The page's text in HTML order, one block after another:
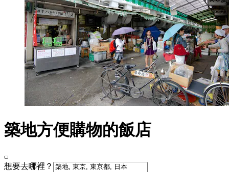
築地方便購物的飯店
想要去哪裡？